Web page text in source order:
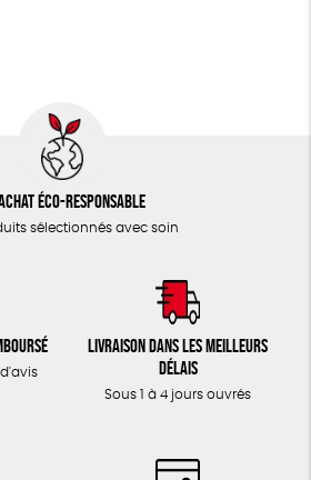
éco-responsable
sélectionnés avec soin
Livraison dans les meilleurs
délais
Sous 1 à 4 jours ouvrés